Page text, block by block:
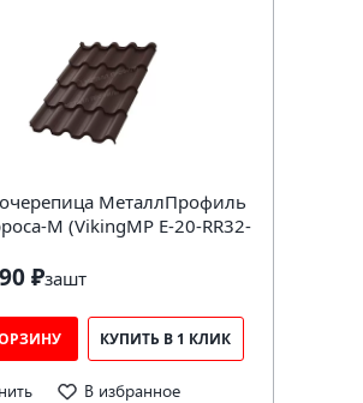
МеталлПрофиль
M (VikingMP E-20-RR32-
₽зашт
КУПИТЬ В 1 КЛИК
В избранное